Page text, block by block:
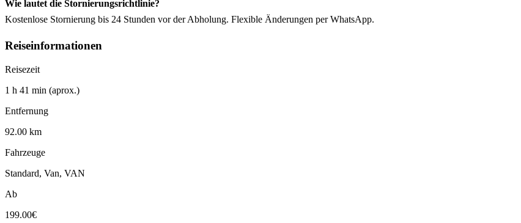
Wie lautet die Stornierungsrichtlinie?
Kostenlose Stornierung bis 24 Stunden vor der Abholung. Flexible Änderungen per WhatsApp.
Reiseinformationen
Reisezeit
1 h 41 min (aprox.)
Entfernung
92.00 km
Fahrzeuge
Standard, Van, VAN
Ab
199.00€